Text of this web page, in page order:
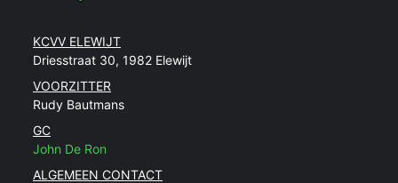
KCVV ELEWIJT
Driesstraat 30, 1982 Elewijt
VOORZITTER
Rudy Bautmans
GC
John De Ron
ALGEMEEN CONTACT